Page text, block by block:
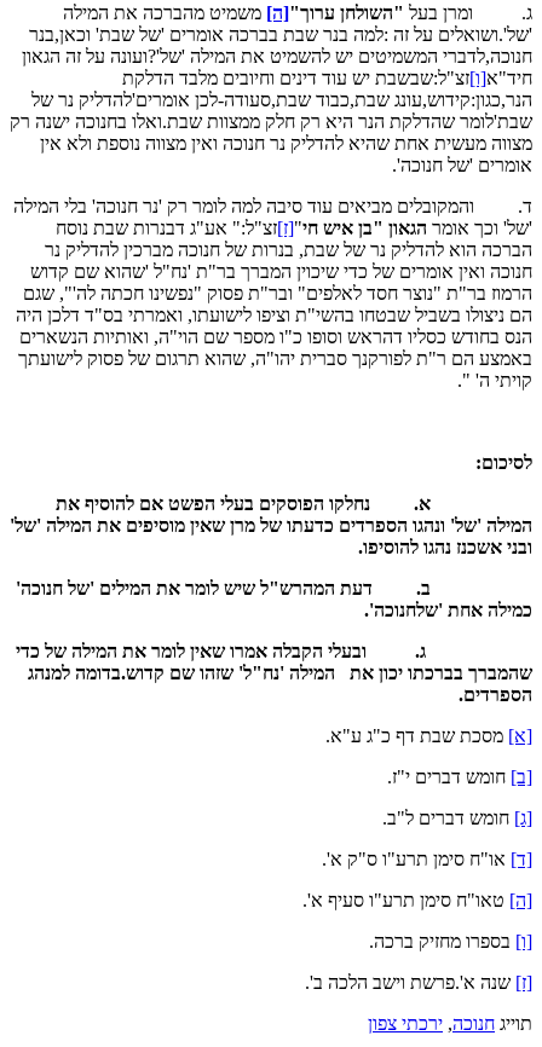
ג. ומרן בעל "השולחן ערוך"[ה] משמיט מהברכה את המילה
'של'.ושואלים על זה :למה בנר שבת בברכה אומרים 'של שבת' וכאן,בנר
חנוכה,לדברי המשמיטים יש להשמיט את המילה 'של'?ועונה על זה הגאון
חיד"א[ו]זצ"ל:שבשבת יש עוד דינים וחיובים מלבד הדלקת
הנר,כגון:קידוש,עונג שבת,כבוד שבת,סעודה-לכן אומרים'להדליק נר של
שבת'לומר שהדלקת הנר היא רק חלק ממצוות שבת.ואלו בחנוכה ישנה רק
מצווה מעשית אחת שהיא להדליק נר חנוכה ואין מצווה נוספת ולא אין
אומרים 'של חנוכה'.
ד. והמקובלים מביאים עוד סיבה למה לומר רק 'נר חנוכה' בלי המילה
'של' וכך אומר הגאון "בן איש חי"[ז]זצ"ל:" אע"ג דבנרות שבת נוסח
הברכה הוא להדליק נר של שבת, בנרות של חנוכה מברכין להדליק נר
חנוכה ואין אומרים של כדי שיכוין המברך בר"ת 'נח"ל 'שהוא שם קדוש
הרמוז בר"ת "נוצר חסד לאלפים" ובר"ת פסוק "נפשינו חכתה לה'", שגם
הם ניצולו בשביל שבטחו בהשי"ת וציפו לישועתו, ואמרתי בס"ד דלכן היה
הנס בחודש כסליו דהראש וסופו כ"ו מספר שם הוי"ה, ואותיות הנשארים
באמצע הם ר"ת לפורקנך סברית יהו"ה, שהוא תרגום של פסוק לישועתך
קויתי ה' ".
לסיכום:
א. נחלקו הפוסקים בעלי הפשט אם להוסיף את
המילה 'של' ונהגו הספרדים כדעתו של מרן שאין מוסיפים את המילה 'של'
ובני אשכנז נהגו להוסיפו.
ב. דעת המהרש"ל שיש לומר את המילים 'של חנוכה'
כמילה אחת 'שלחנוכה'.
ג. ובעלי הקבלה אמרו שאין לומר את המילה של כדי
שהמברך בברכתו יכון את המילה 'נח"ל' שזהו שם קדוש.בדומה למנהג
הספרדים.
[א] מסכת שבת דף כ"ג ע"א.
[ב] חומש דברים י"ז.
[ג] חומש דברים ל"ב.
[ד] או"ח סימן תרע"ו ס"ק א'.
[ה] טאו"ח סימן תרע"ו סעיף א'.
[ו] בספרו מחזיק ברכה.
[ז] שנה א'.פרשת וישב הלכה ב'.
תוייג חנוכה, ירכתי צפון